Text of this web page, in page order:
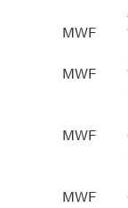
MWF
MWF
MWF
MWF